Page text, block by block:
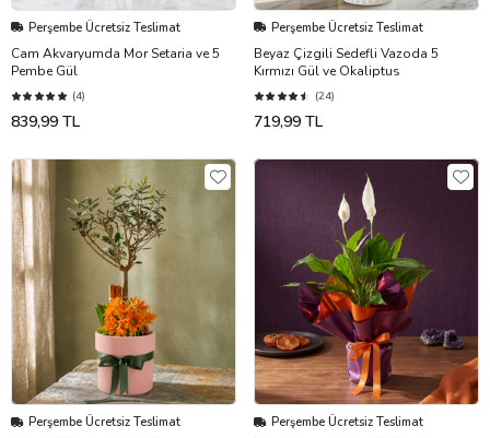
Perşembe Ücretsiz Teslimat
Cam Akvaryumda Mor Setaria ve 5
Pembe Gül
(4)
839,99 TL
Perşembe Ücretsiz Teslimat
Beyaz Çizgili Sedefli Vazoda 5
Kırmızı Gül ve Okaliptus
(24)
719,99 TL
Perşembe Ücretsiz Teslimat Perşembe Ücretsiz Teslimat